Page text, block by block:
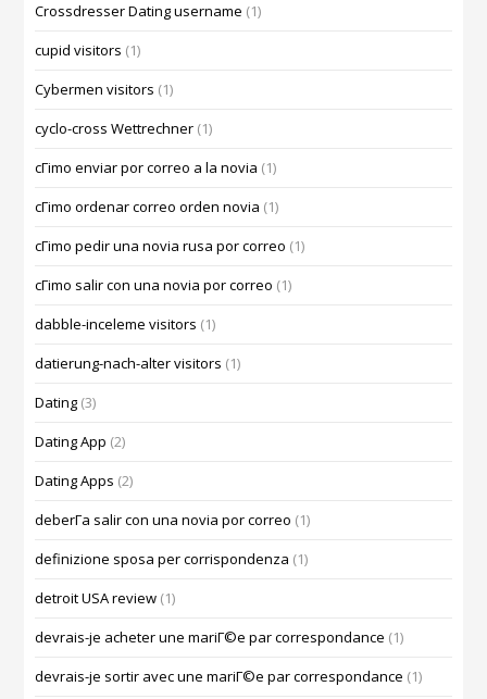
Crossdresser Dating username (1)
cupid visitors (1)
Cybermen visitors (1)
cyclo-cross Wettrechner (1)
cГіmo enviar por correo a la novia (1)
cГіmo ordenar correo orden novia (1)
cГіmo pedir una novia rusa por correo (1)
cГіmo salir con una novia por correo (1)
dabble-inceleme visitors (1)
datierung-nach-alter visitors (1)
Dating (3)
Dating App (2)
Dating Apps (2)
deberГ­a salir con una novia por correo (1)
definizione sposa per corrispondenza (1)
detroit USA review (1)
devrais-je acheter une mariГ©e par correspondance (1)
devrais-je sortir avec une mariГ©e par correspondance (1)